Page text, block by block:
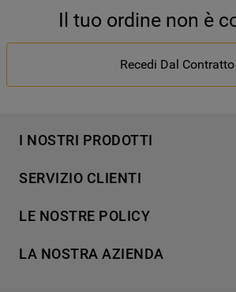
Il tuo ordine non è
Recedi Dal Contratto
I NOSTRI PRODOTTI
Refrigerazione
Cottura
Aria condizionata
SERVIZIO CLIENTI
Supporto
Contatti
LE NOSTRE POLICY
Cookie Policy
LA NOSTRA AZIENDA